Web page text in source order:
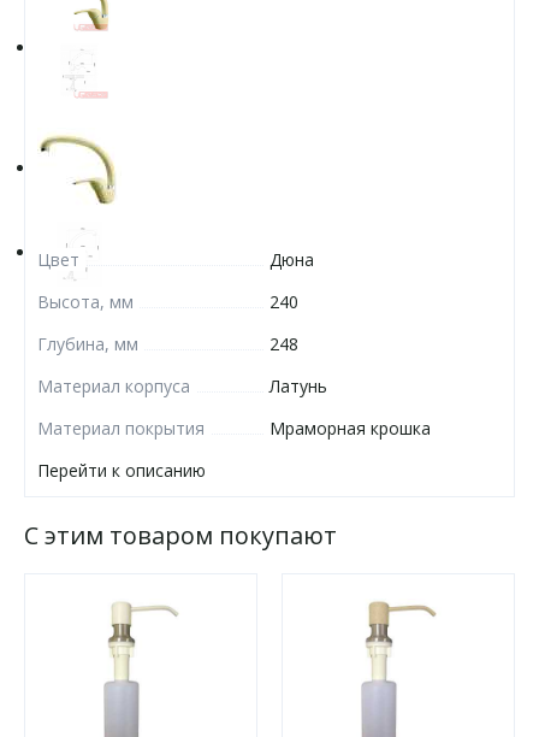
Цвет
Дюна
Высота, мм
240
Глубина, мм
248
Материал корпуса
Латунь
Материал покрытия
Мраморная крошка
Перейти к описанию
С этим товаром покупают